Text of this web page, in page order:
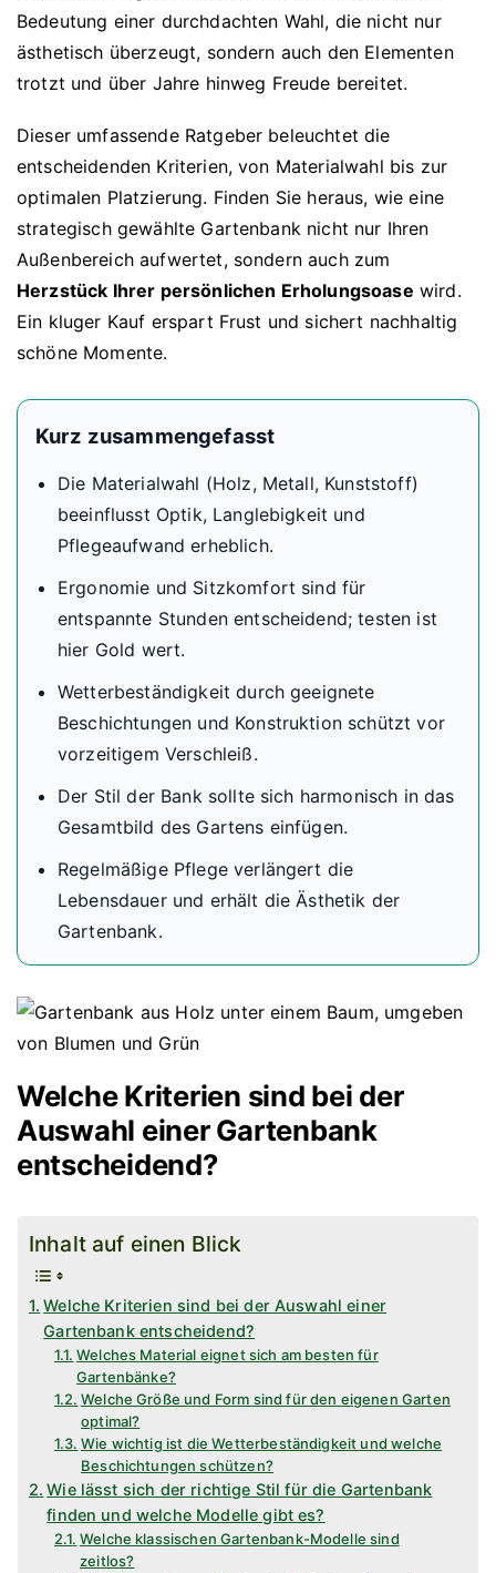
Bedeutung einer durchdachten Wahl, die nicht nur
ästhetisch überzeugt, sondern auch den Elementen
trotzt und über Jahre hinweg Freude bereitet.
Dieser umfassende Ratgeber beleuchtet die
entscheidenden Kriterien, von Materialwahl bis zur
optimalen Platzierung. Finden Sie heraus, wie eine
strategisch gewählte Gartenbank nicht nur Ihren
Außenbereich aufwertet, sondern auch zum
Herzstück Ihrer persönlichen Erholungsoase wird.
Ein kluger Kauf erspart Frust und sichert nachhaltig
schöne Momente.
Kurz zusammengefasst
Die Materialwahl (Holz, Metall, Kunststoff)
beeinflusst Optik, Langlebigkeit und
Pflegeaufwand erheblich.
Ergonomie und Sitzkomfort sind für
entspannte Stunden entscheidend; testen ist
hier Gold wert.
Wetterbeständigkeit durch geeignete
Beschichtungen und Konstruktion schützt vor
vorzeitigem Verschleiß.
Der Stil der Bank sollte sich harmonisch in das
Gesamtbild des Gartens einfügen.
Regelmäßige Pflege verlängert die
Lebensdauer und erhält die Ästhetik der
Gartenbank.
Welche Kriterien sind bei der
Auswahl einer Gartenbank
entscheidend?
Inhalt auf einen Blick
Welche Kriterien sind bei der Auswahl einer
Gartenbank entscheidend?
Welches Material eignet sich am besten für
Gartenbänke?
Welche Größe und Form sind für den eigenen Garten
optimal?
Wie wichtig ist die Wetterbeständigkeit und welche
Beschichtungen schützen?
Wie lässt sich der richtige Stil für die Gartenbank
finden und welche Modelle gibt es?
Welche klassischen Gartenbank-Modelle sind
zeitlos?